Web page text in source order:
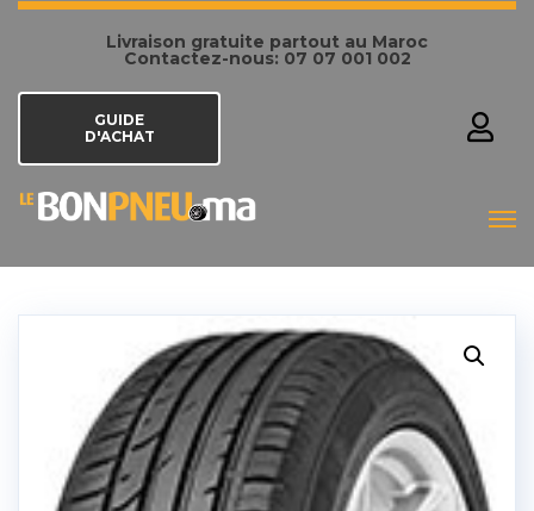
Livraison gratuite partout au Maroc
Contactez-nous: 07 07 001 002
GUIDE
D'ACHAT